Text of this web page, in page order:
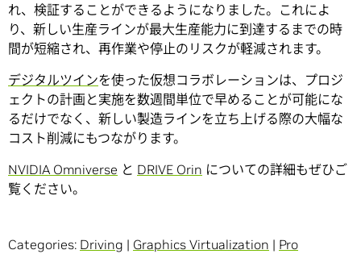
れ、検証することができるようになりました。これによ
り、新しい生産ラインが最大生産能力に到達するまでの時
間が短縮され、再作業や停止のリスクが軽減されます。
デジタルツインを使った仮想コラボレーションは、プロジ
ェクトの計画と実施を数週間単位で早めることが可能にな
るだけでなく、新しい製造ラインを立ち上げる際の大幅な
コスト削減にもつながります。
NVIDIA Omniverse と DRIVE Orin についての詳細もぜひご
覧ください。
Categories: Driving | Graphics Virtualization | Pro